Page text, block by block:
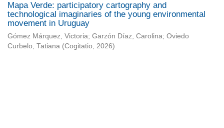
Mapa Verde: participatory cartography and
technological imaginaries of the young environmental
movement in Uruguay
Gómez Márquez, Victoria; Garzón Díaz, Carolina; Oviedo
Curbelo, Tatiana (Cogitatio, 2026)